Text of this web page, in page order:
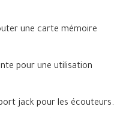
une carte mémoire
pour une utilisation
jack pour les écouteurs.